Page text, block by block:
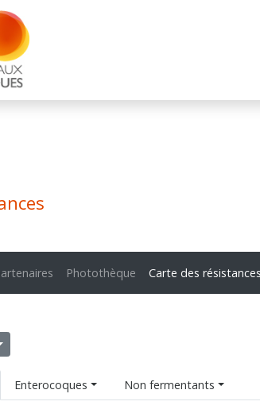
Photothèque Carte des résistances
Enterocoques Non fermentants